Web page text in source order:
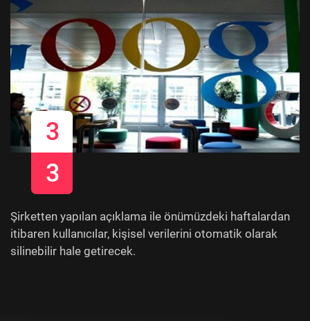
3
3
Şirketten yapılan açıklama ile önümüzdeki haftalardan
itibaren kullanıcılar, kişisel verilerini otomatik olarak
silinebilir hale getirecek.